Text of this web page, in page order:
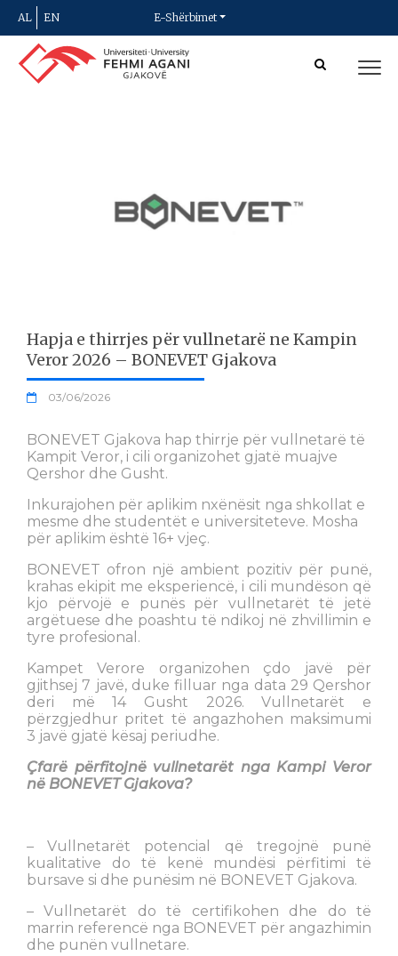
AL EN E-Shërbimet
Hapja e thirrjes për vullnetarë ne Kampin
Veror 2026 – BONEVET Gjakova
03/06/2026
BONEVET Gjakova hap thirrje për vullnetarë të
Kampit Veror, i cili organizohet gjatë muajve
Qershor dhe Gusht.
Inkurajohen për aplikim nxënësit nga shkollat e
mesme dhe studentët e universiteteve. Mosha
për aplikim është 16+ vjeç.
BONEVET ofron një ambient pozitiv për punë,
krahas ekipit me eksperiencë, i cili mundëson që
kjo përvojë e punës për vullnetarët të jetë
argëtuese dhe poashtu të ndikoj në zhvillimin e
tyre profesional.
Kampet Verore organizohen çdo javë për
gjithsej 7 javë, duke filluar nga data 29 Qershor
deri më 14 Gusht 2026. Vullnetarët e
përzgjedhur pritet të angazhohen maksimumi
3 javë gjatë kësaj periudhe.
Çfarë përfitojnë vullnetarët nga Kampi Veror
në BONEVET Gjakova?
– Vullnetarët potencial që tregojnë punë
kualitative do të kenë mundësi përfitimi të
bursave si dhe punësim në BONEVET Gjakova.
– Vullnetarët do të certifikohen dhe do të
marrin referencë nga BONEVET për angazhimin
dhe punën vullnetare.